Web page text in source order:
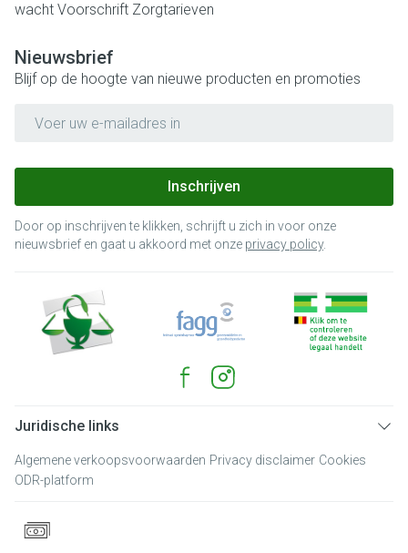
wacht Voorschrift Zorgtarieven
Nieuwsbrief
Blijf op de hoogte van nieuwe producten en promoties
Inschrijven
Door op inschrijven te klikken, schrijft u zich in voor onze
nieuwsbrief en gaat u akkoord met onze privacy policy.
Juridische links
Algemene verkoopsvoorwaarden Privacy disclaimer Cookies
ODR-platform